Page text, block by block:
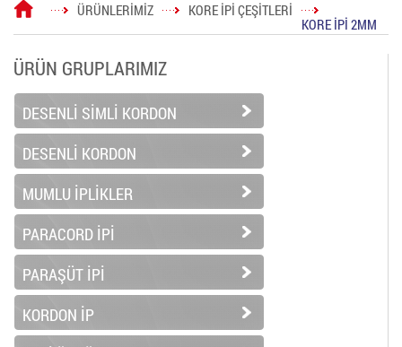
ÜRÜNLERİMİZ
KORE İPİ ÇEŞİTLERİ
KORE İPİ 2MM
ÜRÜN GRUPLARIMIZ
DESENLİ SİMLİ KORDON
DESENLİ KORDON
MUMLU İPLİKLER
PARACORD İPİ
PARAŞÜT İPİ
KORDON İP